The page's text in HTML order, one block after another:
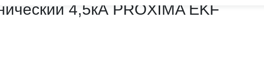
4,5кА PROXIMA EKF